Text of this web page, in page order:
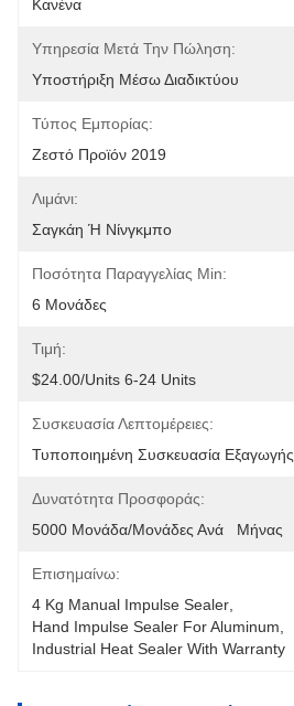
Κανένα
Υπηρεσία Μετά Την Πώληση:
Υποστήριξη Μέσω Διαδικτύου
Τύπος Εμπορίας:
Ζεστό Προϊόν 2019
Λιμάνι:
Σαγκάη Ή Νίνγκμπο
Ποσότητα Παραγγελίας Min:
6 Μονάδες
Τιμή:
$24.00/units 6-24 Units
Συσκευασία Λεπτομέρειες:
Τυποποιημένη Συσκευασία Εξαγωγής
Δυνατότητα Προσφοράς:
5000 Μονάδα/μονάδες Ανά   Μήνας
Επισημαίνω:
4 Kg Manual Impulse Sealer
Hand Impulse Sealer For Aluminum
Industrial Heat Sealer With Warranty